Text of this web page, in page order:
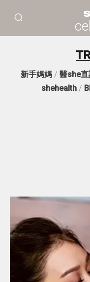
新手媽媽/ 醫she直
shehealth/